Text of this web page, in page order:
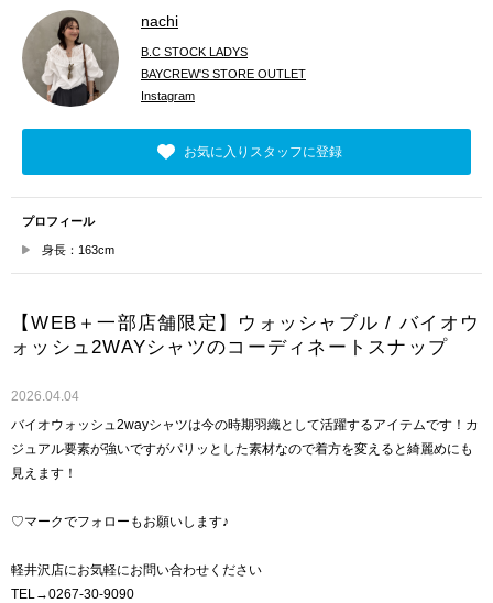
nachi
B.C STOCK LADYS
BAYCREW'S STORE OUTLET
Instagram
お気に入りスタッフに登録
プロフィール
身長：163cm
【WEB＋一部店舗限定】ウォッシャブル / バイオウ
ォッシュ2WAYシャツのコーディネートスナップ
2026.04.04
バイオウォッシュ2wayシャツは今の時期羽織として活躍するアイテムです！カ
ジュアル要素が強いですがパリッとした素材なので着方を変えると綺麗めにも
見えます！
♡マークでフォローもお願いします♪
軽井沢店にお気軽にお問い合わせください
TEL→0267-30-9090